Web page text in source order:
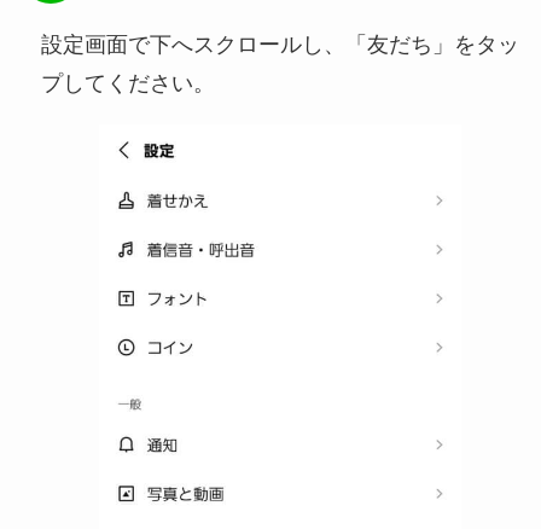
設定画面で下へスクロールし、「友だち」をタッ
プしてください。